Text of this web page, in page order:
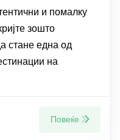
и помалку
зошто
стане една од
на
Повеќе